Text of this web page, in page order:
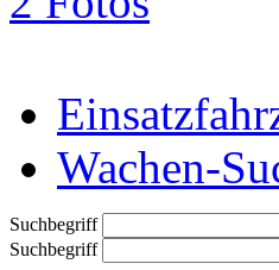
Wachen-
Suchbegriff
Suchbegriff